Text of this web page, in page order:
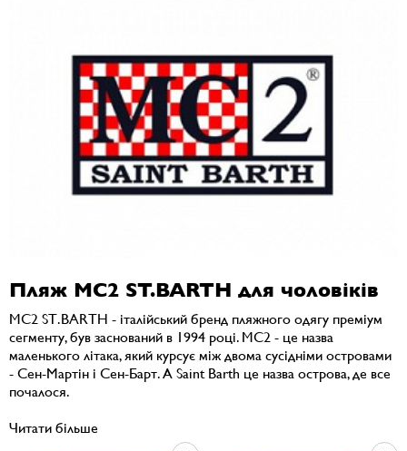
Пляж MC2 ST.BARTH для чоловіків
MC2 ST.BARTH - італійський бренд пляжного одягу преміум
сегменту, був заснований в 1994 році. MC2 - це назва
маленького літака, який курсує між двома сусідніми островами
- Сен-Мартін і Сен-Барт. А Saint Barth це назва острова, де все
почалося.
Читати більше